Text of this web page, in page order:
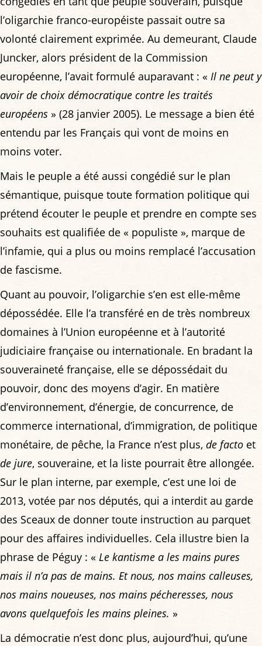
l’oligarchie franco-européiste passait outre sa
volonté clairement exprimée. Au demeurant, Claude
Juncker, alors président de la Commission
européenne, l’avait formulé auparavant : « Il ne peut y
avoir de choix démocratique contre les traités
européens » (28 janvier 2005). Le message a bien été
entendu par les Français qui vont de moins en
moins voter.
Mais le peuple a été aussi congédié sur le plan
sémantique, puisque toute formation politique qui
prétend écouter le peuple et prendre en compte ses
souhaits est qualifiée de « populiste », marque de
l’infamie, qui a plus ou moins remplacé l’accusation
de fascisme.
Quant au pouvoir, l’oligarchie s’en est elle-même
dépossédée. Elle l’a transféré en de très nombreux
domaines à l’Union européenne et à l’autorité
judiciaire française ou internationale. En bradant la
souveraineté française, elle se dépossédait du
pouvoir, donc des moyens d’agir. En matière
d’environnement, d’énergie, de concurrence, de
commerce international, d’immigration, de politique
monétaire, de pêche, la France n’est plus, de facto et
de jure, souveraine, et la liste pourrait être allongée.
Sur le plan interne, par exemple, c’est une loi de
2013, votée par nos députés, qui a interdit au garde
des Sceaux de donner toute instruction au parquet
pour des affaires individuelles. Cela illustre bien la
phrase de Péguy : « Le kantisme a les mains pures
mais il n’a pas de mains. Et nous, nos mains calleuses,
nos mains noueuses, nos mains pécheresses, nous
avons quelquefois les mains pleines. »
La démocratie n’est donc plus, aujourd’hui, qu’une